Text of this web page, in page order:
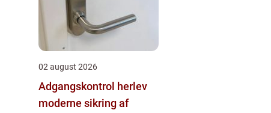
02 august 2026
Adgangskontrol herlev
moderne sikring af